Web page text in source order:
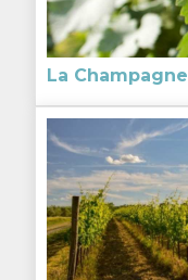
La Champagne